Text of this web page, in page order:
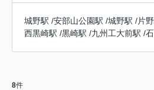
城野駅 /安部山公園駅 /城野駅 /片
西黒崎駅 /黒崎駅 /九州工大前駅 /
8件